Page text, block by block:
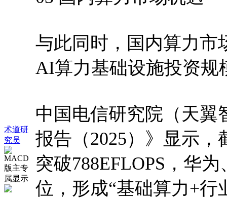
术道研
究员
与此同时，国内算力市
AI算力基础设施投资规
中国电信研究院（天翼
报告（2025）》显示，
突破788EFLOPS，华
位，形成“基础算力+行